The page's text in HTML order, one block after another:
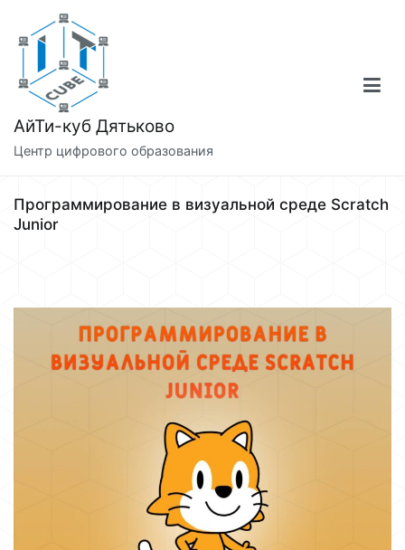
содержимому
АйТи-куб Дятьково
Центр цифрового образования
Программирование в визуальной среде Scratch
Junior